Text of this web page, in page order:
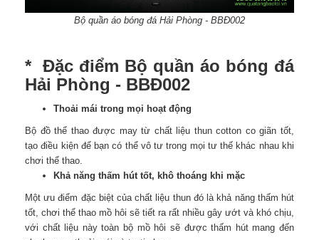
Bộ quần áo bóng đá Hải Phòng - BBĐ002
* Đặc điểm Bộ quần áo bóng đá
Hải Phòng - BBĐ002
Thoải mái trong mọi hoạt động
Bộ đồ thể thao được may từ chất liệu thun cotton co giãn tốt,
tạo điều kiện để bạn có thể vô tư trong mọi tư thế khác nhau khi
chơi thể thao.
Khả năng thấm hút tốt, khô thoáng khi mặc
Một ưu điểm đặc biệt của chất liệu thun đó là khả năng thấm hút
tốt, chơi thể thao mồ hôi sẽ tiết ra rất nhiều gây ướt và khó chịu,
với chất liệu này toàn bộ mồ hôi sẽ được thấm hút mang đến